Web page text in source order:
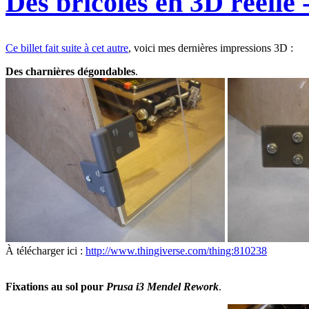
Ce billet fait suite à cet autre, voici mes dernières impressions 3D :
Des charnières dégondables.
À télécharger ici : http://www.thingiverse.com/thing:810238
Fixations au sol pour Prusa i3 Mendel Rework.